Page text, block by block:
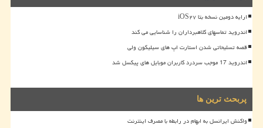
ارایه دومین نسخه بتا iOS۲۷
اندروید تماسهای کلاهبرداران را شناسایی می کند
قصه تسلیحاتی شدن استارت اپ های سیلیکون ولی
اندروید 17 موجب سردرد کاربران موبایل های پیکسل شد
پربحث ترین ها
واکنش ایرانسل به ابهام در رابطه با مصرف اینترنت